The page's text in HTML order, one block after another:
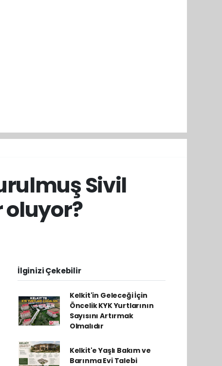
Sivil
oluyor?
İlginizi Çekebilir
Kelkit'in Geleceği İçin
Öncelik KYK Yurtlarının
Sayısını Artırmak
Olmalıdır
Kelkit'e Yaşlı Bakım ve
Barınma Evi Talebi